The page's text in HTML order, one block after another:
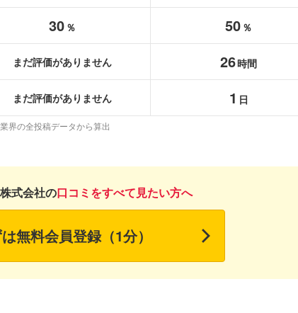
フォローしました
30 ％ 50 ％
まだ評価がありません 26時間
まだ評価がありません 1 日
界の全投稿データから算出
式会社の口コミをすべて見たい方へ
無料会員登録（1分）